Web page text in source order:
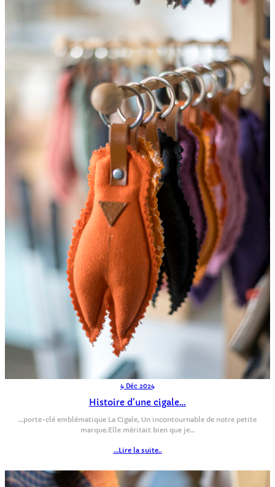
4 Déc 2024
Histoire d’une cigale…
…porte-clé emblématique La Cigale, Un incontournable de notre petite
marque.Elle méritait bien que je…
…Lire la suite..